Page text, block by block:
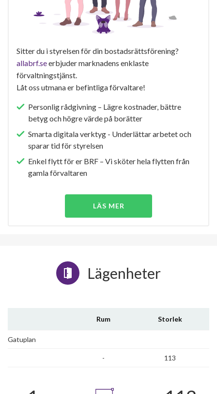
Sitter du i styrelsen för din bostadsrättsförening?
allabrf.seerbjuder marknadens enklaste
förvaltningstjänst.
Låt oss utmana er befintliga förvaltare!
Personlig rådgivning – Lägre kostnader, bättre
betyg och högre värde på borätter
Smarta digitala verktyg - Underlättar arbetet och
sparar tid för styrelsen
Enkel flytt för er BRF – Vi sköter hela flytten från
gamla förvaltaren
LÄS MER
Lägenheter
Rum Storlek
Gatuplan
- 113